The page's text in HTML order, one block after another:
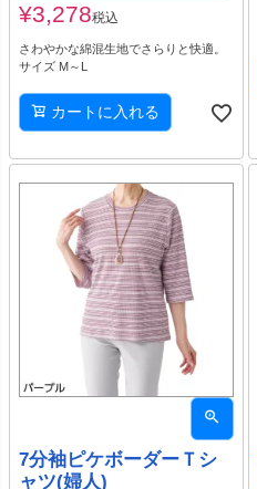
¥3,278税込
さわやかな綿混生地でさらりと快適。
サイズ M～L
カートに入れる
7分袖ピケボーダーＴシ
ャツ(婦人)